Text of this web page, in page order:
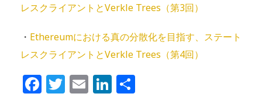
レスクライアントとVerkle Trees（第3回）
・ Ethereumにおける真の分散化を目指す、ステート
レスクライアントとVerkle Trees（第4回）
Facebook
Twitter
EmailLinkedIn